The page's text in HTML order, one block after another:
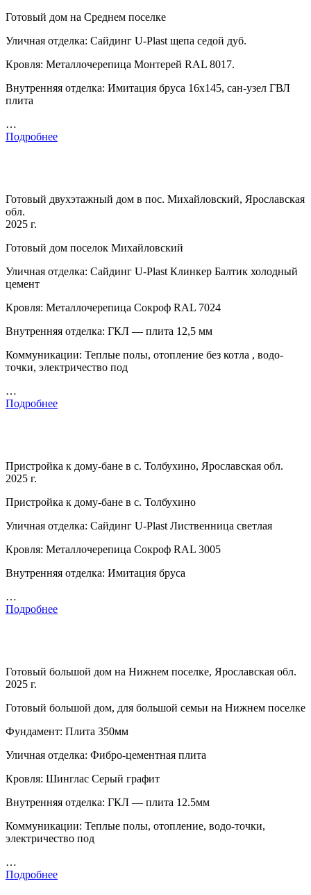
Готовый дом на Среднем поселке
Уличная отделка: Сайдинг U-Plast щепа седой дуб.
Кровля: Металлочерепица Монтерей RAL 8017.
Внутренняя отделка: Имитация бруса 16х145, сан-узел ГВЛ
плита
…
Подробнее
Готовый двухэтажный дом в пос. Михайловский, Ярославская
обл.
2025 г.
Готовый дом поселок Михайловский
Уличная отделка: Сайдинг U-Plast Клинкер Балтик холодный
цемент
Кровля: Металлочерепица Сокроф RAL 7024
Внутренняя отделка: ГКЛ — плита 12,5 мм
Коммуникации: Теплые полы, отопление без котла , водо-
точки, электричество под
…
Подробнее
Пристройка к дому-бане в с. Толбухино, Ярославская обл.
2025 г.
Пристройка к дому-бане в с. Толбухино
Уличная отделка: Сайдинг U-Plast Лиственница светлая
Кровля: Металлочерепица Сокроф RAL 3005
Внутренняя отделка: Имитация бруса
…
Подробнее
Готовый большой дом на Нижнем поселке, Ярославская обл.
2025 г.
Готовый большой дом, для большой семьи на Нижнем поселке
Фундамент: Плита 350мм
Уличная отделка: Фибро-цементная плита
Кровля: Шинглас Серый графит
Внутренняя отделка: ГКЛ — плита 12.5мм
Коммуникации: Теплые полы, отопление, водо-точки,
электричество под
…
Подробнее